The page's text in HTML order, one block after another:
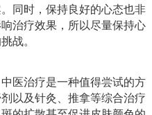
同时，保持良好的心态也非
治疗效果，所以尽量保持心
战。
医治疗是一种值得尝试的方
以及针灸、推拿等综合治疗